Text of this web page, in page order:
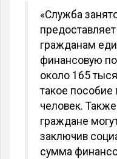
«Служба
гражданам
финансовую
около 165
такое пособие
человек.
граждане
заключив
сумма